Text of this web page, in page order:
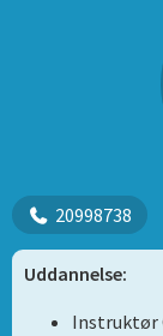
20998738
Uddannelse:
Instruktør